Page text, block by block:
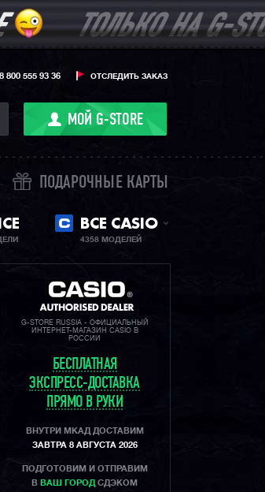
ОТСЛЕДИТЬ ЗАКАЗ
8 800 555 93 36
МОЙ G-STORE
ПОДАРОЧНЫЕ КАРТЫ
ВСЕ CASIO
4358 МОДЕЛЕЙ
G-STORE RUSSIA - ОФИЦИАЛЬНЫЙ
ИНТЕРНЕТ-МАГАЗИН CASIO В
РОССИИ
БЕСПЛАТНАЯ
ЭКСПРЕСС-ДОСТАВКА
ПРЯМО В РУКИ
ВНУТРИ МКАД ДОСТАВИМ
ЗАВТРА 8 АВГУСТА 2026
ПОДГОТОВИМ И ОТПРАВИМ
В ВАШ ГОРОД СДЭКОМ